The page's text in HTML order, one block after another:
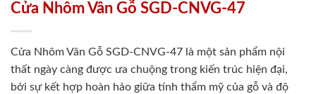
Cửa Nhôm Vân Gỗ SGD-CNVG-47
Cửa Nhôm Vân Gỗ SGD-CNVG-47 là một sản phẩm nội
thất ngày càng được ưa chuộng trong kiến trúc hiện đại,
bởi sự kết hợp hoàn hảo giữa tính thẩm mỹ của gỗ và độ